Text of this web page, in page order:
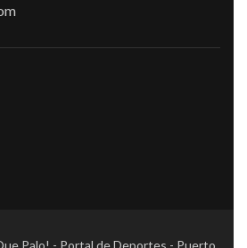
Palo! - Portal de Deportes - Puerto